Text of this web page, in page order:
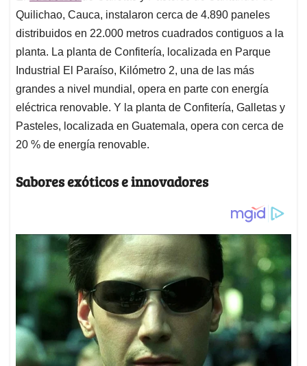
Quilichao, Cauca, instalaron cerca de 4.890 paneles
distribuidos en 22.000 metros cuadrados contiguos a la
planta. La planta de Confitería, localizada en Parque
Industrial El Paraíso, Kilómetro 2, una de las más
grandes a nivel mundial, opera en parte con energía
eléctrica renovable. Y la planta de Confitería, Galletas y
Pasteles, localizada en Guatemala, opera con cerca de
20 % de energía renovable.
Sabores exóticos e innovadores